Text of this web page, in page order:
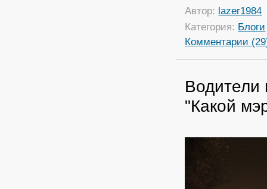
Автор: lazer1984
Категория: Блоги
Комментарии
Водители
"Какой